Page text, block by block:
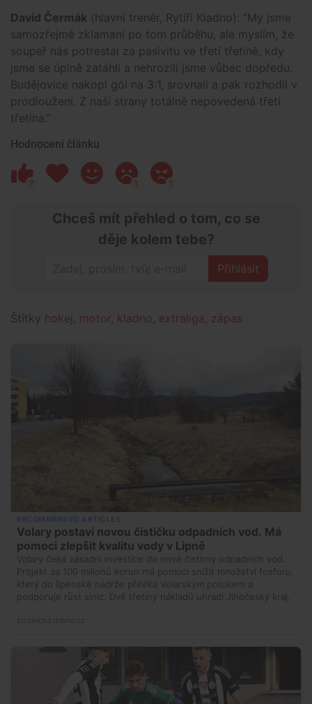
David Čermák (hlavní trenér, Rytíři Kladno): ”My jsme
samozřejmě zklamaní po tom průběhu, ale myslím, že
soupeř nás potrestal za pasivitu ve třetí třetině, kdy
jsme se úplně zatáhli a nehrozili jsme vůbec dopředu.
Budějovice nakopl gól na 3:1, srovnali a pak rozhodli v
prodloužení. Z naší strany totálně nepovedená třetí
třetina.”
Hodnocení článku
7 1 1
Chceš mít přehled o tom, co se
děje kolem tebe?
Přihlásit
Štítky hokej motor kladno extraliga zápas